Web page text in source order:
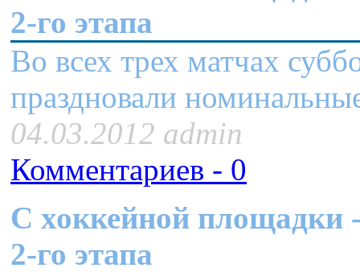
2-го этапа
Во всех трех матчах
праздновали
04.03.2012 admin
Комментариев - 0
C хоккейной площадки
2-го этапа